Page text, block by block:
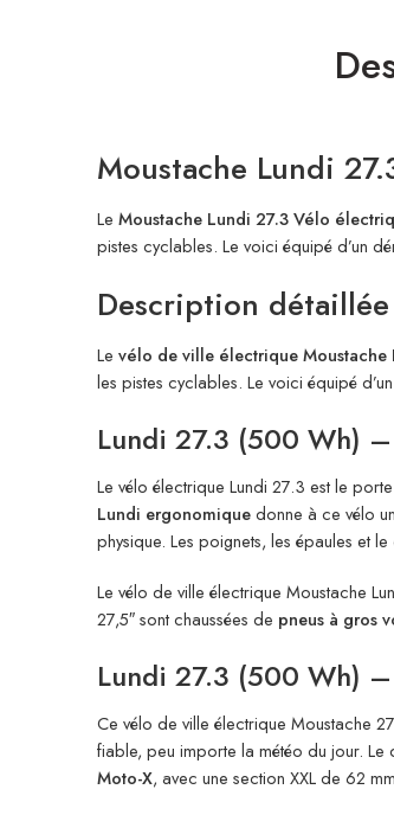
Moustache Lundi
Le Moustache Lundi 27.3 Vélo
pistes cyclables. Le voici équipé d’un
Description détaillée
Le vélo de ville électrique Moustache
les pistes cyclables. Le voici équipé
Lundi 27.3 (500 Wh)
Le vélo électrique Lundi 27.3 est le
Lundi ergonomiquedonne à ce vélo
physique. Les poignets, les épaules et
Le vélo de ville électrique Moustache
27,5″ sont chaussées de pneus à gros
Lundi 27.3 (500 Wh)
Ce vélo de ville électrique Moustache
fiable, peu importe la météo du jour. Le
Moto-X, avec une section XXL de 62